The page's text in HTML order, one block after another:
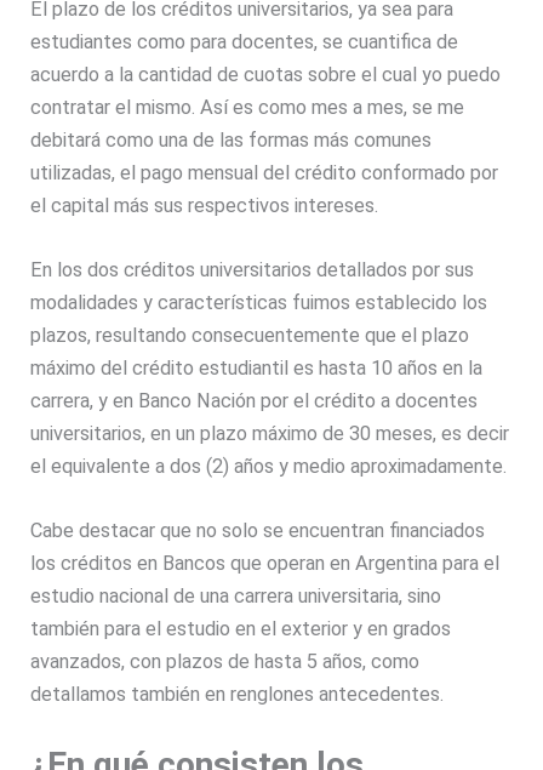
El plazo de los créditos universitarios, ya sea para
estudiantes como para docentes, se cuantifica de
acuerdo a la cantidad de cuotas sobre el cual yo puedo
contratar el mismo. Así es como mes a mes, se me
debitará como una de las formas más comunes
utilizadas, el pago mensual del crédito conformado por
el capital más sus respectivos intereses.
En los dos créditos universitarios detallados por sus
modalidades y características fuimos establecido los
plazos, resultando consecuentemente que el plazo
máximo del crédito estudiantil es hasta 10 años en la
carrera, y en Banco Nación por el crédito a docentes
universitarios, en un plazo máximo de 30 meses, es decir
el equivalente a dos (2) años y medio aproximadamente.
Cabe destacar que no solo se encuentran financiados
los créditos en Bancos que operan en Argentina para el
estudio nacional de una carrera universitaria, sino
también para el estudio en el exterior y en grados
avanzados, con plazos de hasta 5 años, como
detallamos también en renglones antecedentes.